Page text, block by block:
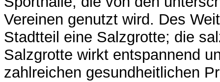
Vereinen genutzt wird. Des
Stadtteil eine Salzgrotte; die
Salzgrotte wirkt entspannend
zahlreichen gesundheitlichen